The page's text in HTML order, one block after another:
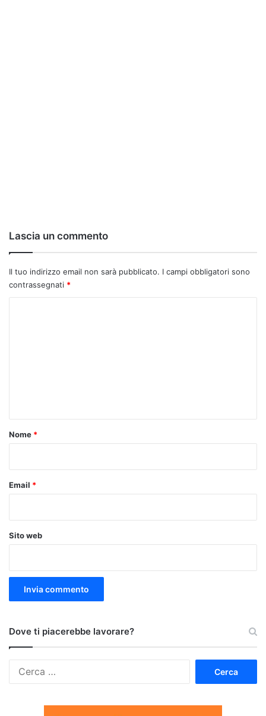
Lascia un commento
Il tuo indirizzo email non sarà pubblicato. I campi obbligatori sono
contrassegnati *
o
Nome *
Email *
Sito web
Dove ti piacerebbe lavorare?